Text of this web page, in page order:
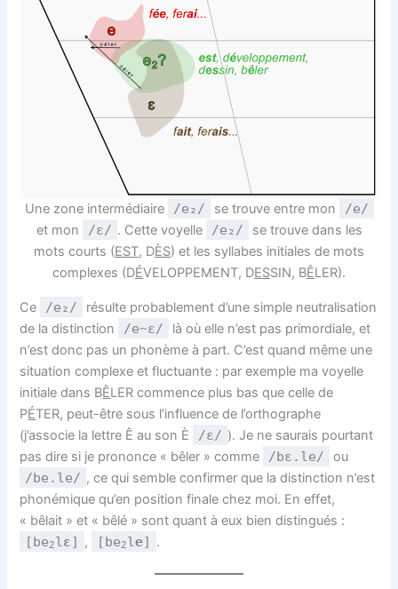
Une zone intermédiaire /e₂/ se trouve entre mon /e/
et mon /ɛ/ . Cette voyelle /e₂/
se trouve dans les
mots courts (EST, DÈS) et les syllabes initiales de mots
complexes (DÉVELOPPEMENT, DESSIN, BÊLER).
Ce /e₂/
résulte probablement d’une simple neutralisation
de la distinction
/e~ɛ/
là où elle n’est pas primordiale, et
n’est donc pas un phonème à part. C’est quand même une
situation complexe et fluctuante : par exemple ma voyelle
initiale dans BÊLER commence plus bas que celle de
PÉTER, peut-être sous l’influence de l’orthographe
(j’associe la lettre Ê au son È
/ɛ/ ). Je ne saurais pourtant
pas dire si je prononce « bêler » comme
/bɛ.le/ ou
/be.le/ , ce qui semble confirmer que la distinction n’est
phonémique qu’en position finale chez moi. En effet,
« bêlait » et « bêlé » sont quant à eux bien distingués :
[be2l ɛ] , [be2le] .